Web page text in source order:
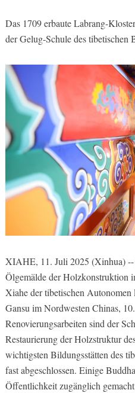
Das 1709 erbaute Labrang-
der Gelug-Schule des
XIAHE, 11. Juli 2025 (Xinhua)
Ölgemälde der Holzkonstruktion
Xiahe der tibetischen
Gansu im Nordwesten Chinas,
Renovierungsarbeiten sind der
Restaurierung der Holzstruktur
wichtigsten Bildungsstätten des
fast abgeschlossen. Einige
Öffentlichkeit zugänglich